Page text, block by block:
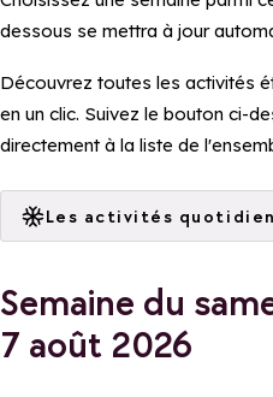
Accessible en poussette
Distinctions
Famille Plus
Appliquer ces filtres
dessous se mettra à jour
Découvrez toutes les activités
en un clic. Suivez le bouton ci-
directement à la liste de
Les activités
Semaine du
7 août 2026